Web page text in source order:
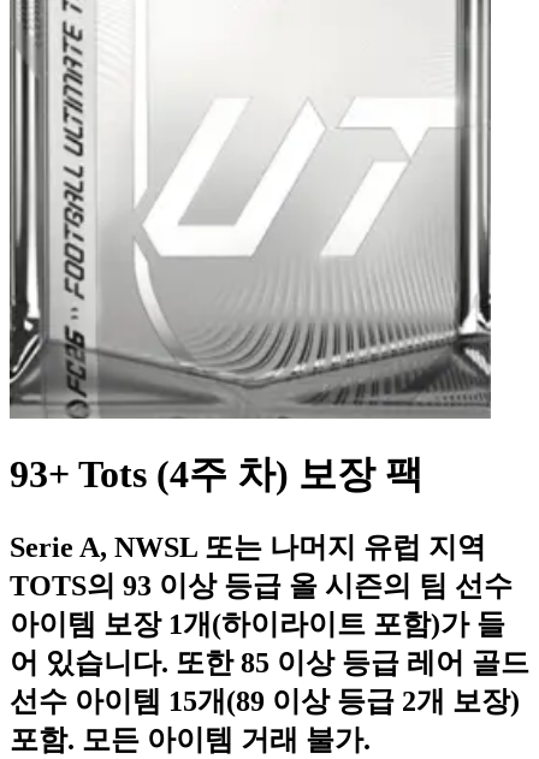
93+ Tots (4주 차) 보장 팩
Serie A, NWSL 또는 나머지 유럽 지역
TOTS의 93 이상 등급 올 시즌의 팀 선수
아이템 보장 1개(하이라이트 포함)가 들
어 있습니다. 또한 85 이상 등급 레어 골드
선수 아이템 15개(89 이상 등급 2개 보장)
포함. 모든 아이템 거래 불가.